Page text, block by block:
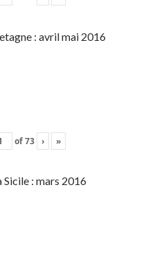
: avril mai 2016
of73 › »
Sicile : mars 2016